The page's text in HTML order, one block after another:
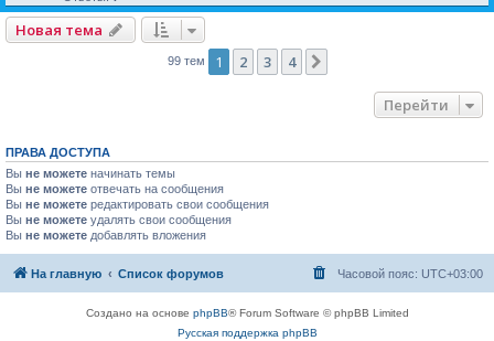
Новая тема
99 тем 1 2 3 4
Перейти
ПРАВА ДОСТУПА
Вы не можете начинать темы
Вы не можете отвечать на сообщения
Вы не можете редактировать свои сообщения
Вы не можете удалять свои сообщения
Вы не можете добавлять вложения
На главную Список форумов Часовой пояс: UTC+03:00
Создано на основе phpBB® Forum Software © phpBB Limited
Русская поддержка phpBB